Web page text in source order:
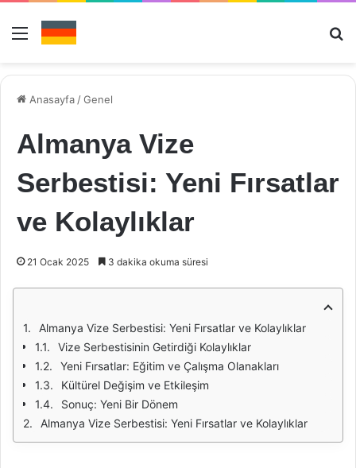
Menü
Anasayfa /Genel
Almanya Vize
Serbestisi: Yeni Fırsatlar
ve Kolaylıklar
21 Ocak 2025 3 dakika okuma süresi
Almanya Vize Serbestisi: Yeni Fırsatlar ve Kolaylıklar
Vize Serbestisinin Getirdiği Kolaylıklar
Yeni Fırsatlar: Eğitim ve Çalışma Olanakları
Kültürel Değişim ve Etkileşim
Sonuç: Yeni Bir Dönem
Almanya Vize Serbestisi: Yeni Fırsatlar ve Kolaylıklar